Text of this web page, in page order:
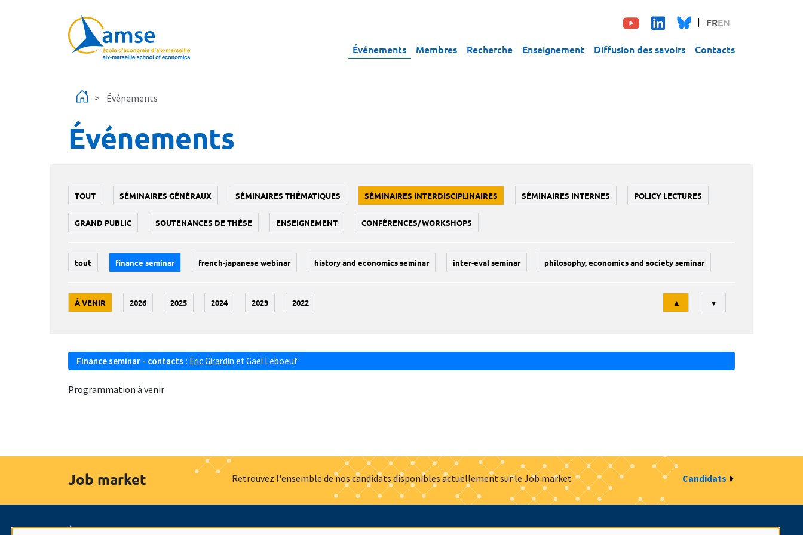
FREN
Événements Membres Recherche Enseignement Diffusion des savoirs Contacts
Événements
Événements
TOUT SÉMINAIRES GÉNÉRAUX SÉMINAIRES THÉMATIQUES SÉMINAIRES INTERDISCIPLINAIRES SÉMINAIRES INTERNES POLICY LECTURES
GRAND PUBLIC SOUTENANCES DE THÈSE ENSEIGNEMENT CONFÉRENCES/WORKSHOPS
tout finance seminar french-japanese webinar history and economics seminar inter-eval seminar philosophy, economics and society seminar
À VENIR 2026 2025 2024 2023 2022
Tri
▲ ▼
Finance seminar - contacts : Eric Girardin et Gaël Leboeuf
Programmation à venir
Job market Retrouvez l'ensemble de nos candidats disponibles actuellement sur le Job market Candidats
À propos Nos engagements Hommage à Actualités Offres d'emploi Presse Mentions légales Gestion des cookies Intranet